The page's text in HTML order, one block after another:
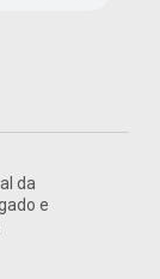
da
e